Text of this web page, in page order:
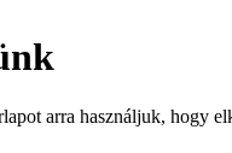
arra használjuk, hogy